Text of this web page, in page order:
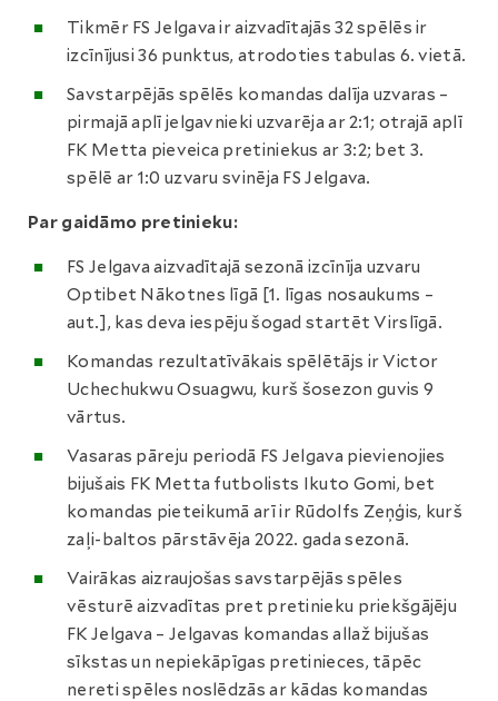
Tikmēr FS Jelgava ir aizvadītajās 32 spēlēs ir
izcīnījusi 36 punktus, atrodoties tabulas 6. vietā.
Savstarpējās spēlēs komandas dalīja uzvaras –
pirmajā aplī jelgavnieki uzvarēja ar 2:1; otrajā aplī
FK Metta pieveica pretiniekus ar 3:2; bet 3.
spēlē ar 1:0 uzvaru svinēja FS Jelgava.
Par gaidāmo pretinieku:
FS Jelgava aizvadītajā sezonā izcīnīja uzvaru
Optibet Nākotnes līgā [1. līgas nosaukums –
aut.], kas deva iespēju šogad startēt Virslīgā.
Komandas rezultatīvākais spēlētājs ir Victor
Uchechukwu Osuagwu, kurš šosezon guvis 9
vārtus.
Vasaras pāreju periodā FS Jelgava pievienojies
bijušais FK Metta futbolists Ikuto Gomi, bet
komandas pieteikumā arī ir Rūdolfs Zeņģis, kurš
zaļi-baltos pārstāvēja 2022. gada sezonā.
Vairākas aizraujošas savstarpējās spēles
vēsturē aizvadītas pret pretinieku priekšgājēju
FK Jelgava – Jelgavas komandas allaž bijušas
sīkstas un nepiekāpīgas pretinieces, tāpēc
nereti spēles noslēdzās ar kādas komandas